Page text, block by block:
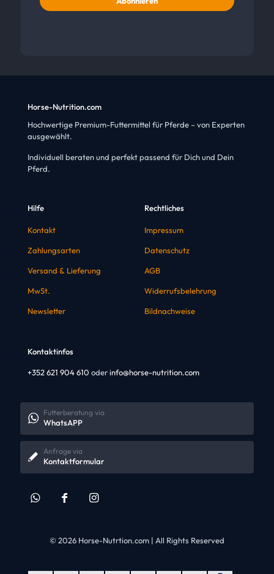
Horse-Nutrition.com
Hochwertige Premium-Futtermittel für Pferde – von Experten
ausgewählt.
Individuell beraten und perfekt passend für Dich und Dein
Pferd.
Hilfe
Kontakt
Zahlungsarten
Versand & Lieferung
MwSt.
Newsletter
Rechtliches
Impressum
Datenschutz
AGB
Widerrufsbelehrung
Bildnachweise
Kontaktinfos
+352 621 904 610 oderinfo@horse-nutrition.com
WhatsAPP
Futterberatung via
Kontaktformular
Anfrage via
© 2026 Horse-Nutrtion.com | All Rights Reserved